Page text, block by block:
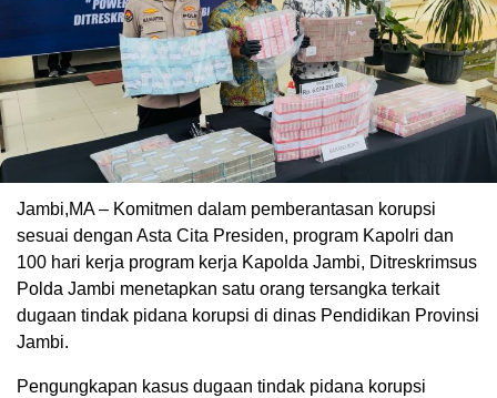
Jambi,MA – Komitmen dalam pemberantasan korupsi
sesuai dengan Asta Cita Presiden, program Kapolri dan
100 hari kerja program kerja Kapolda Jambi, Ditreskrimsus
Polda Jambi menetapkan satu orang tersangka terkait
dugaan tindak pidana korupsi di dinas Pendidikan Provinsi
Jambi.
Pengungkapan kasus dugaan tindak pidana korupsi